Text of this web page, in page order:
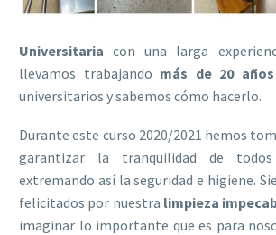
Universitaria con una larga
llevamos trabajando más de 20 años
universitarios y sabemos cómo hacerlo.
Durante este curso 2020/2021 hemos
garantizar la tranquilidad de
extremando así la seguridad e higiene.
felicitados por nuestra limpieza
imaginar lo importante que es para